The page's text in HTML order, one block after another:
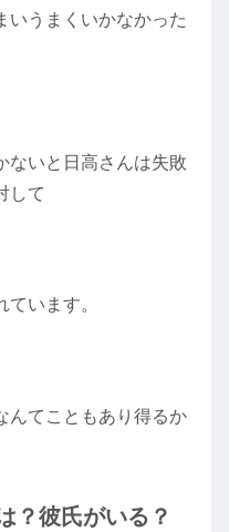
いうまくいかなかった
ないと日高さんは失敗
して
います。
んてこともあり得るか
？彼氏がいる？